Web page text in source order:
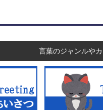
言葉のジャンルや